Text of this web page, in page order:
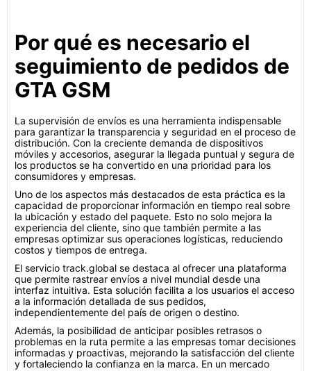
Por qué es necesario el
seguimiento de pedidos de
GTA GSM
La supervisión de envíos es una herramienta indispensable
para garantizar la transparencia y seguridad en el proceso de
distribución. Con la creciente demanda de dispositivos
móviles y accesorios, asegurar la llegada puntual y segura de
los productos se ha convertido en una prioridad para los
consumidores y empresas.
Uno de los aspectos más destacados de esta práctica es la
capacidad de proporcionar información en tiempo real sobre
la ubicación y estado del paquete. Esto no solo mejora la
experiencia del cliente, sino que también permite a las
empresas optimizar sus operaciones logísticas, reduciendo
costos y tiempos de entrega.
El servicio track.global se destaca al ofrecer una plataforma
que permite rastrear envíos a nivel mundial desde una
interfaz intuitiva. Esta solución facilita a los usuarios el acceso
a la información detallada de sus pedidos,
independientemente del país de origen o destino.
Además, la posibilidad de anticipar posibles retrasos o
problemas en la ruta permite a las empresas tomar decisiones
informadas y proactivas, mejorando la satisfacción del cliente
y fortaleciendo la confianza en la marca. En un mercado